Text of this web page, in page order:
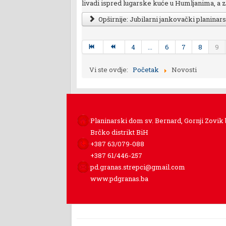
livadi ispred lugarske kuće u Humljanima, a
Opširnije: Jubilarni jankovački
4 ... 6 7 8 9
Vi ste ovdje: Početak Novosti
Planinarski dom sv. Bernard, Gornji Zovik
Brčko distrikt BiH
+387 63/079-088
+387 61/446-257
pd.granas.strepci@gmail.com
www.pdgranas.ba